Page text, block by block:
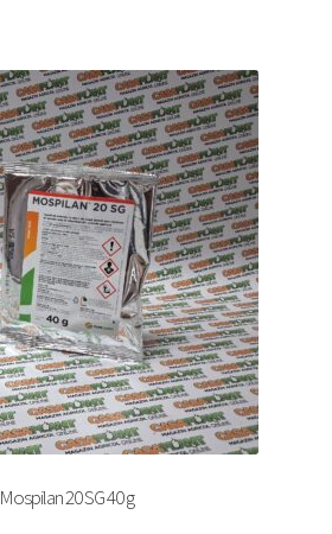
Mospilan 20 SG 40 g